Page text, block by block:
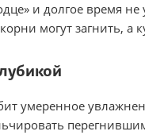
и долгое время не
могут загнить, а
умеренное